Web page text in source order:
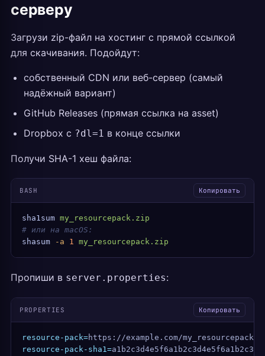
серверу
Загрузи zip-файл на хостинг с прямой ссылкой
для скачивания. Подойдут:
собственный CDN или веб-сервер (самый
надёжный вариант)
GitHub Releases (прямая ссылка на asset)
Dropbox с ?dl=1 в конце ссылки
Получи SHA-1 хеш файла:
BASH Копировать
sha1sum my_resourcepack.zip
# или на macOS:
shasum -a 1 my_resourcepack.zip
Пропиши в server.properties:
PROPERTIES Копировать
resource-pack=https://example.com/
resource-pack-sha1=